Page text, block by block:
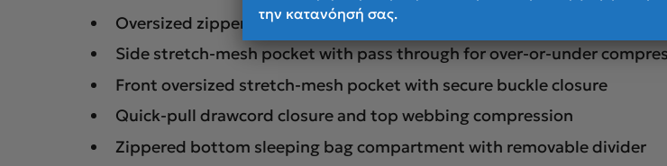
Oversized zippered hipbelt pockets with enough space to fit cell
Side stretch-mesh pocket with pass through for over-or-under
Front oversized stretch-mesh pocket with secure buckle closure
Quick-pull drawcord closure and top webbing compression
Zippered bottom sleeping bag compartment with removable divider
την κατανόησή σας.